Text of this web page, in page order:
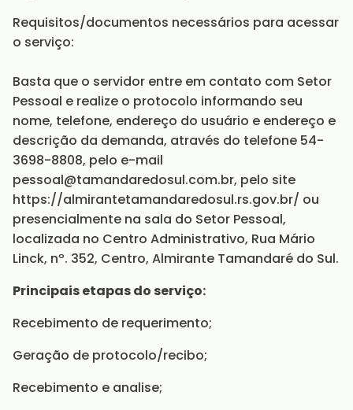
Requisitos/documentos necessários para acessar
o serviço:
Basta que o servidor entre em contato com Setor
Pessoal e realize o protocolo informando seu
nome, telefone, endereço do usuário e endereço e
descrição da demanda, através do telefone 54-
3698-8808, pelo e-mail
pessoal@tamandaredosul.com.br, pelo site
https://almirantetamandaredosul.rs.gov.br/ ou
presencialmente na sala do Setor Pessoal,
localizada no Centro Administrativo, Rua Mário
Linck, nº. 352, Centro, Almirante Tamandaré do Sul.
Principais etapas do serviço:
Recebimento de requerimento;
Geração de protocolo/recibo;
Recebimento e analise;